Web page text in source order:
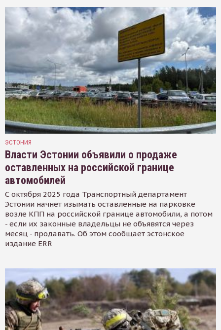
ЭСТОНИЯ
Власти Эстонии объявили о продаже
оставленных на российской границе
автомобилей
С октября 2025 года Транспортный департамент
Эстонии начнет изымать оставленные на парковке
возле КПП на российской границе автомобили, а потом
- если их законные владельцы не объявятся через
месяц - продавать. Об этом сообщает эстонское
издание ERR